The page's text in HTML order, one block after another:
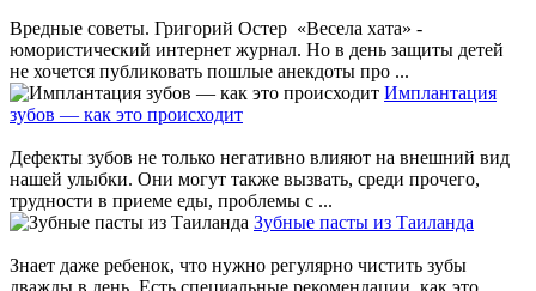
Вредные советы. Григорий Остер «Весела хата» -
юмористический интернет журнал. Но в день защиты детей
не хочется публиковать пошлые анекдоты про ...
Имплантация
зубов — как это происходит
Дефекты зубов не только негативно влияют на внешний вид
нашей улыбки. Они могут также вызвать, среди прочего,
трудности в приеме еды, проблемы с ...
Зубные пасты из Таиланда
Знает даже ребенок, что нужно регулярно чистить зубы
дважды в день. Есть специальные рекомендации, как это